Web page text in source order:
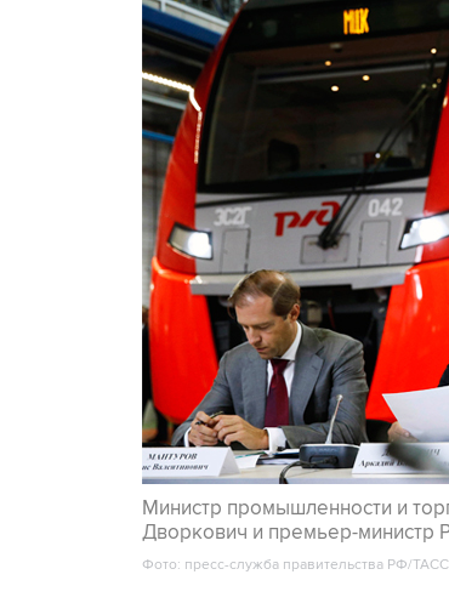
Министр промышленности и
Дворкович и премьер-министр
Фото: пресс-служба правительства РФ/ТАСС